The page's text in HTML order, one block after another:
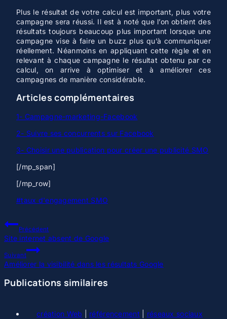
Plus le résultat de votre calcul est important, plus votre
campagne sera réussi. Il est à noté que l’on obtient des
résultats toujours beaucoup plus important lorsque une
campagne vise à faire un buzz plus qu’à communiquer
réellement. Néanmoins en appliquant cette règle et en
relevant à chaque campagne le résultat obtenu par ce
calcul, on arrive à optimiser et à améliorer ces
campagnes de manière considérable.
Articles complémentaires
1- Campagne-marketing-Facebook
2- Suivre ses concurrents sur Facebook
3- Choisir une publication pour créer une publicité SMO
[/mp_span]
[/mp_row]
Étiquettes
publication :
#taux d'engagement SMO
Navigation
de
l’article
Précédent
Site internet absent de Google
Suivant
Améliorer la visibilité dans les résultats Google
Publications similaires
création Web référencement réseaux sociaux